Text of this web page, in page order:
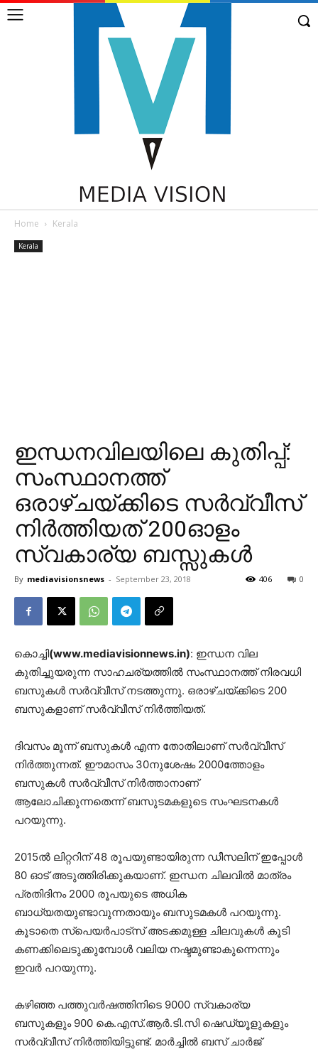
Home Kerala
Kerala
ഇന്ധനവിലയിലെ കുതിപ്പ്:
സംസ്ഥാനത്ത്
ഒരാഴ്ചയ്ക്കിടെ സര്‍വ്വീസ്
നിര്‍ത്തിയത് 200ഓളം
സ്വകാര്യ ബസ്സുകള്‍
By mediavisionsnews - September 23, 2018 0
406
കൊച്ചി(www.mediavisionnews.in): ഇന്ധന വില
കുതിച്ചുയരുന്ന സാഹചര്യത്തില്‍ സംസ്ഥാനത്ത് നിരവധി
ബസുകള്‍ സര്‍വ്വീസ് നടത്തുന്നു. ഒരാഴ്ചയ്ക്കിടെ 200
ബസുകളാണ് സര്‍വ്വീസ് നിര്‍ത്തിയത്.
ദിവസം മൂന്ന് ബസുകള്‍ എന്ന തോതിലാണ് സര്‍വ്വീസ്
നിര്‍ത്തുന്നത്. ഈമാസം 30നുശേഷം 2000ത്തോളം
ബസുകള്‍ സര്‍വ്വീസ് നിര്‍ത്താനാണ്
ആലോചിക്കുന്നതെന്ന് ബസുടമകളുടെ സംഘടനകള്‍
പറയുന്നു.
2015ല്‍ ലിറ്ററിന് 48 രൂപയുണ്ടായിരുന്ന ഡീസലിന് ഇപ്പോള്‍
80 ഓട് അടുത്തിരിക്കുകയാണ്. ഇന്ധന ചിലവില്‍ മാത്രം
പ്രതിദിനം 2000 രൂപയുടെ അധിക
ബാധ്യതയുണ്ടാവുന്നതായും ബസുടമകള്‍ പറയുന്നു.
കൂടാതെ സ്‌പെയര്‍പാട്‌സ് അടക്കമുള്ള ചിലവുകള്‍ കൂടി
കണക്കിലെടുക്കുമ്പോള്‍ വലിയ നഷ്ടമുണ്ടാകുന്നെന്നും
ഇവര്‍ പറയുന്നു.
കഴിഞ്ഞ പത്തുവര്‍ഷത്തിനിടെ 9000 സ്വകാര്യ
ബസുകളും 900 കെ.എസ്.ആര്‍.ടി.സി ഷെഡ്യൂളുകളും
സര്‍വ്വീസ് നിര്‍ത്തിയിട്ടുണ്ട്. മാര്‍ച്ചില്‍ ബസ് ചാര്‍ജ്